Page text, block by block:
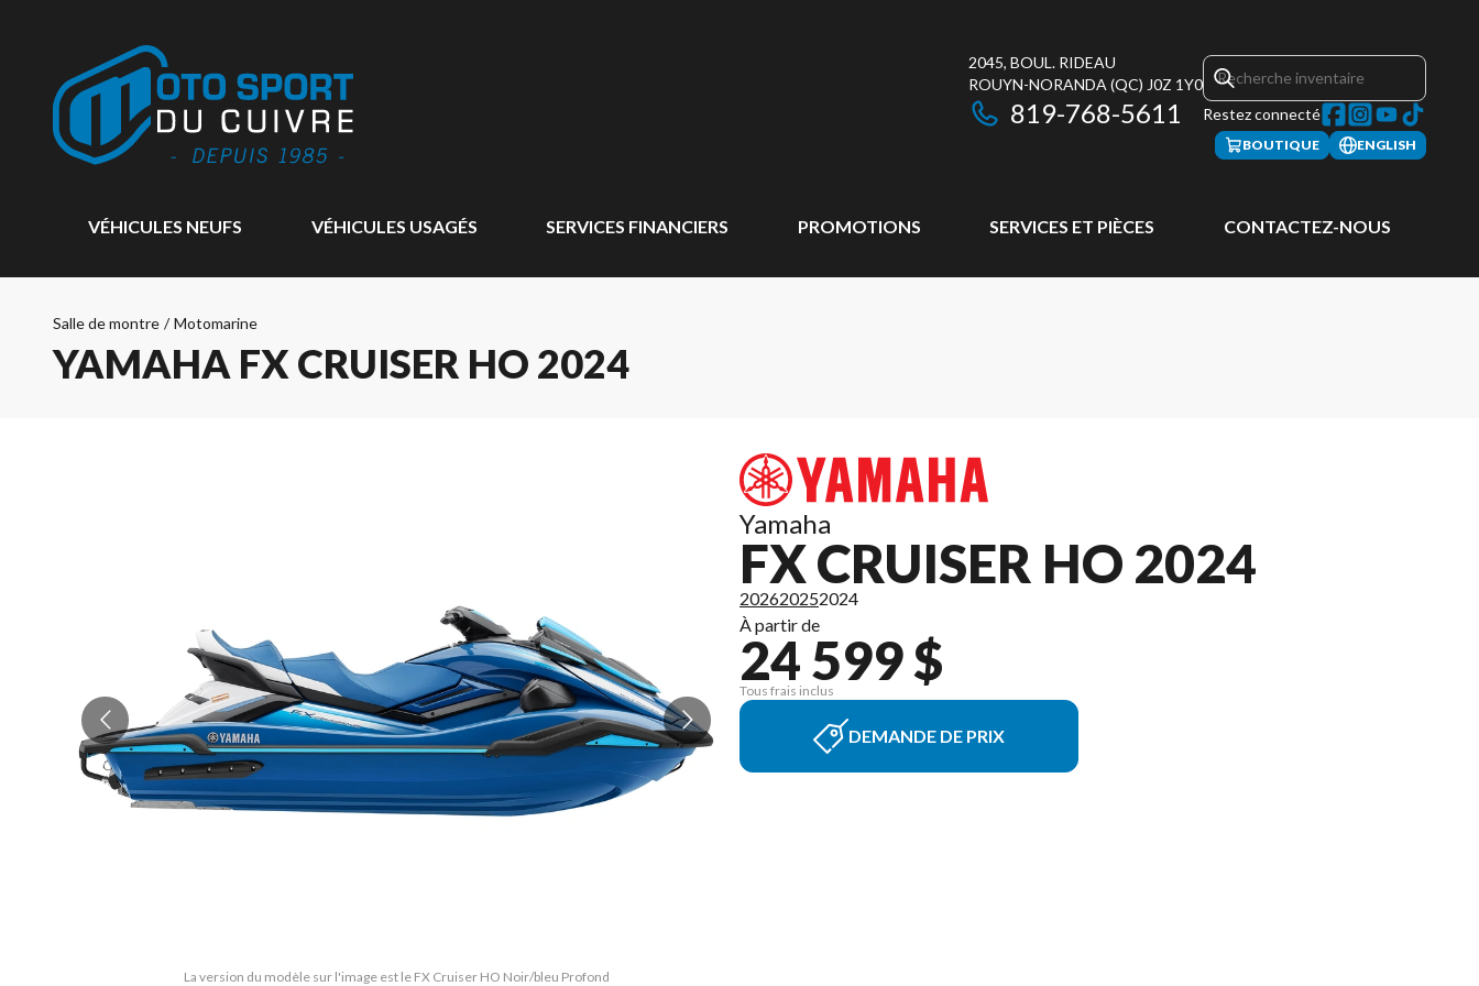
2045, BOUL. RIDEAU
ROUYN-NORANDA (QC) J0Z 1Y0
819-768-5611 Restez connecté
BOUTIQUE ENGLISH
VÉHICULES NEUFS VÉHICULES USAGÉS SERVICES FINANCIERS PROMOTIONS SERVICES ET PIÈCES CONTACTEZ-NOUS
Salle de montre / Motomarine
YAMAHA FX CRUISER HO 2024
La version du modèle sur l'image est le FX Cruiser HO Noir/bleu Profond
Yamaha
FX CRUISER HO 2024
202620252024
À partir de
24 599 $
Tous frais inclus
DEMANDE DE PRIX